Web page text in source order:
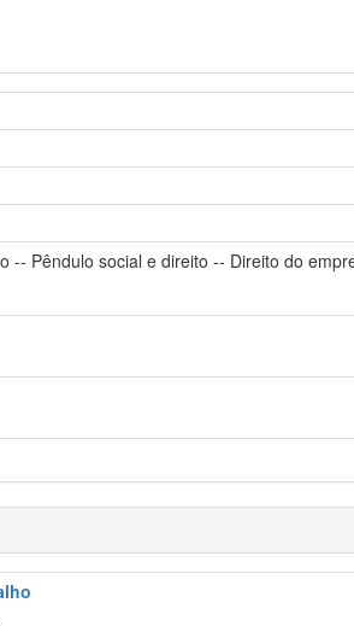
-- Pêndulo social e direito -- Direito do